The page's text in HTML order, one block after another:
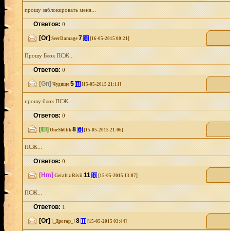
прошу заблокировать меня...
Ответов:0
[Or] SeerDamage 7 [i] [16-05-2015 00:21]
Прошу Блок ПСЖ...
Ответов:0
[Gn] Чудище 5 [i] [15-05-2015 21:11]
прошу блок ПСЖ...
Ответов:0
[El] OneSh0tik 8 [i] [15-05-2015 21:06]
ПСЖ...
Ответов:0
[Hm] Geralt z Rivii 11 [i] [15-05-2015 13:07]
ПСЖ...
Ответов:1
[Or] !_Дрогар_! 8 [i] [15-05-2015 03:44]